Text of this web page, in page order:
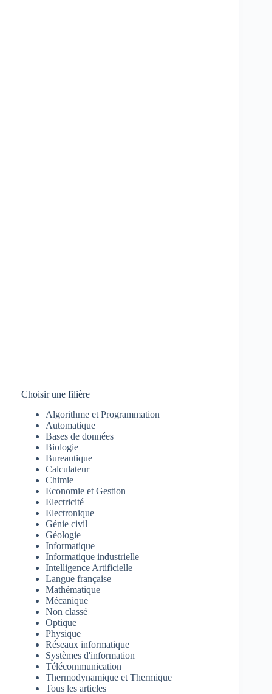
Choisir une filière
Algorithme et Programmation
Automatique
Bases de données
Biologie
Bureautique
Calculateur
Chimie
Economie et Gestion
Electricité
Electronique
Génie civil
Géologie
Informatique
Informatique industrielle
Intelligence Artificielle
Langue française
Mathématique
Mécanique
Non classé
Optique
Physique
Réseaux informatique
Systèmes d'information
Télécommunication
Thermodynamique et Thermique
Tous les articles